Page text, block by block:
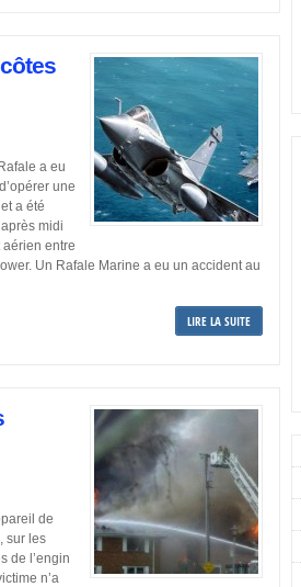
a eu
une
a été
midi
entre
Un Rafale Marine a eu un accident au
LIRE LA SUITE
de
sur les
de l’engin
n’a